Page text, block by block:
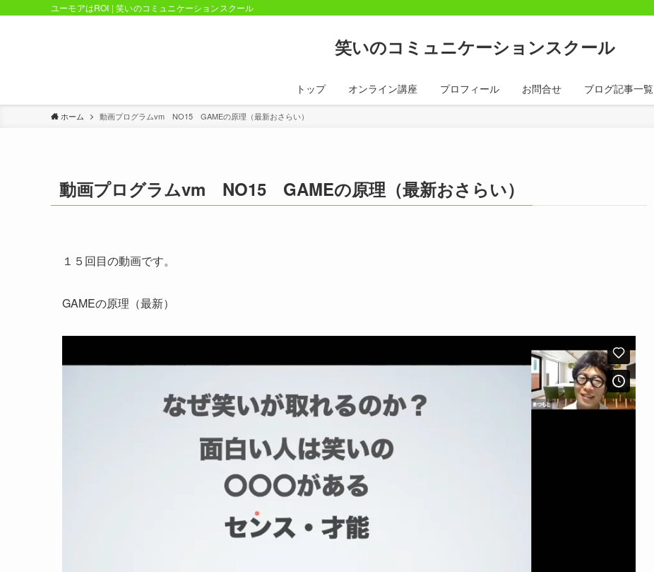
ユーモアはROI | 笑いのコミュニケーションスクール
笑いのコミュニケーションスクール
トップ オンライン講座 プロフィール お問合せ ブログ記事一覧
ホーム 動画プログラムvm NO15 GAMEの原理（最新おさらい）
動画プログラムvm NO15 GAMEの原理（最新おさらい）
１５回目の動画です。
GAMEの原理（最新）